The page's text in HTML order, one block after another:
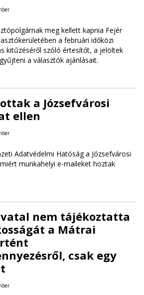
meg kellett kapnia Fejér
a februári időközi
kitűzéséről szóló értesítőt, a jelöltek
a választók ajánlásait.
a Józsefvárosi
ellen
Adatvédelmi Hatóság a Józsefvárosi
munkahelyi e-maileket hoztak
nem tájékoztatta
a Mátrai
csak egy